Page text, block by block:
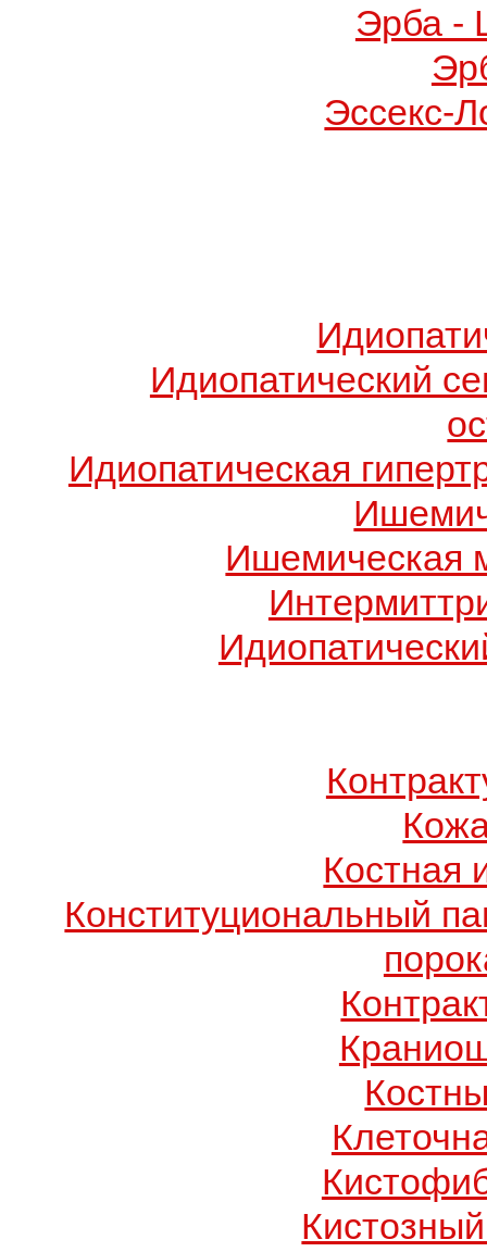
Эрба -
Эссекс-
Идиопатический
Идиопатическая
Ишемическая
Костная
Конституциональный